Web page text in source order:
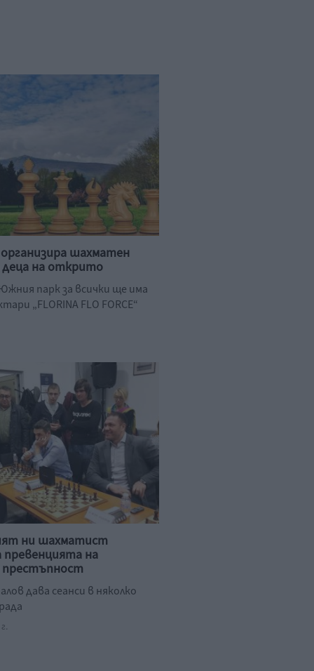
шахматен
деца на открито
парк за всички ще има
„FLORINA FLO FORCE“
ни шахматист
превенцията на
дава сеанси в няколко